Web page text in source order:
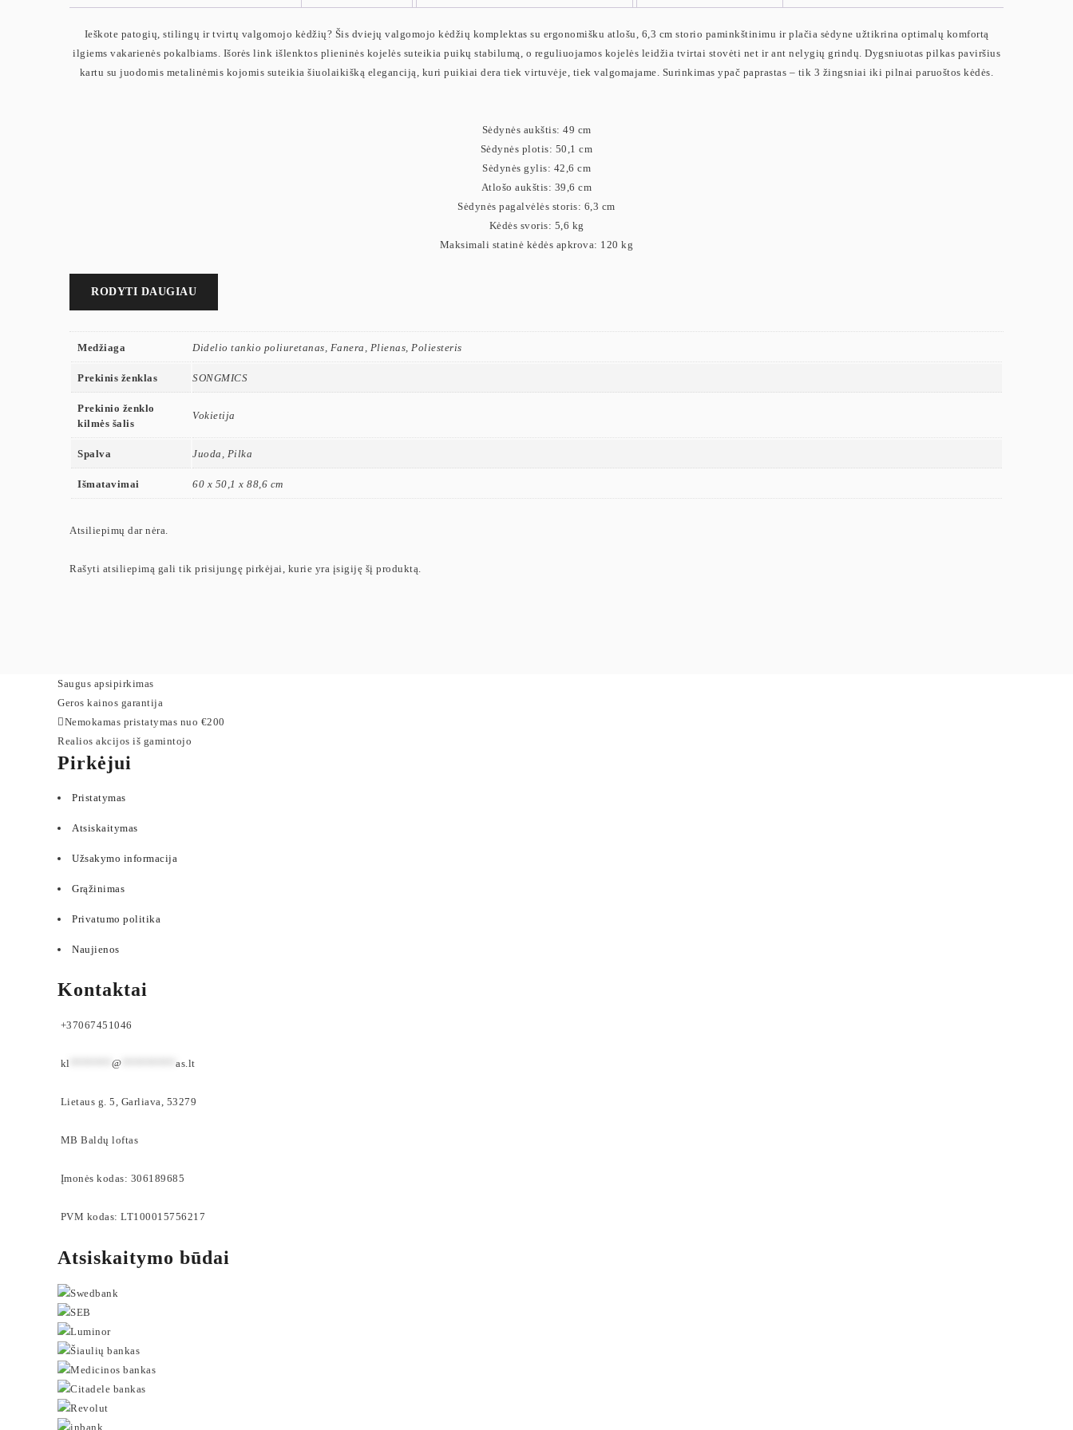
Ieškote patogių, stilingų ir tvirtų valgomojo kėdžių? Šis dviejų valgomojo kėdžių komplektas su ergonomišku atlošu, 6,3 cm storio paminkštinimu ir plačia sėdyne užtikrina optimalų komfortą
ilgiems vakarienės pokalbiams. Išorės link išlenktos plieninės kojelės suteikia puikų stabilumą, o reguliuojamos kojelės leidžia tvirtai stovėti net ir ant nelygių grindų. Dygsniuotas pilkas paviršius
kartu su juodomis metalinėmis kojomis suteikia šiuolaikišką eleganciją, kuri puikiai dera tiek virtuvėje, tiek valgomajame. Surinkimas ypač paprastas – tik 3 žingsniai iki pilnai paruoštos kėdės.
Sėdynės aukštis: 49 cm
Sėdynės plotis: 50,1 cm
Sėdynės gylis: 42,6 cm
Atlošo aukštis: 39,6 cm
Sėdynės pagalvėlės storis: 6,3 cm
Kėdės svoris: 5,6 kg
Maksimali statinė kėdės apkrova: 120 kg
RODYTI DAUGIAU
Medžiaga Didelio tankio poliuretanas, Fanera, Plienas, Poliesteris
Prekinis ženklas SONGMICS
Prekinio ženklo
kilmės šalis
Vokietija
Spalva Juoda, Pilka
Išmatavimai 60 x 50,1 x 88,6 cm
Atsiliepimų dar nėra.
Rašyti atsiliepimą gali tik prisijungę pirkėjai, kurie yra įsigiję šį produktą.
Saugus apsipirkimas
Geros kainos garantija
Nemokamas pristatymas nuo €200
Realios akcijos iš gamintojo
Pirkėjui
Pristatymas
Atsiskaitymas
Užsakymo informacija
Grąžinimas
Privatumo politika
Naujienos
Kontaktai
+37067451046
kl @ as.lt
Lietaus g. 5, Garliava, 53279
MB Baldų loftas
Įmonės kodas: 306189685
PVM kodas: LT100015756217
Atsiskaitymo būdai